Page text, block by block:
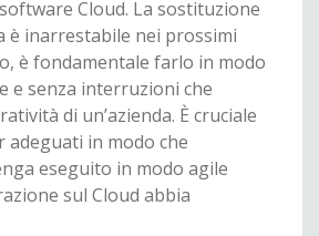
Cloud. La sostituzione
è inarrestabile nei prossimi
è fondamentale farlo in modo
e senza interruzioni che
di un’azienda. È cruciale
in modo che
eseguito in modo agile
sul Cloud abbia